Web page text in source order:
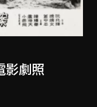
影劇照